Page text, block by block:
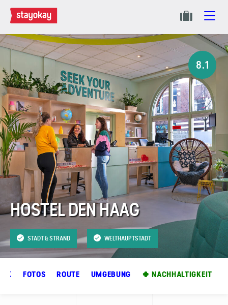
HOSTEL DEN HAAG
STADT & STRAND WELTHAUPTSTADT
8.1
FOTOS ROUTE UMGEBUNG 🍀 NACHHALTIGKEIT